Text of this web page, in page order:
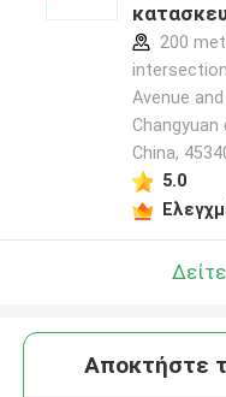
200
Avenue
Changyuan
China,
5.0
Αποκτήστε